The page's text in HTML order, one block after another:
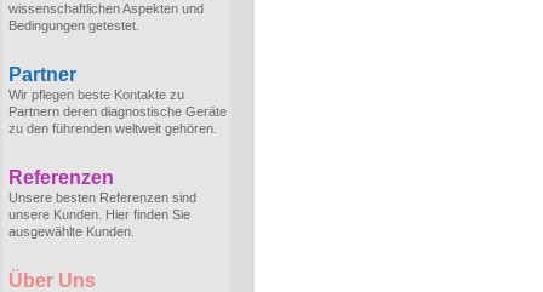
wissenschaftlichen Aspekten und
Bedingungen getestet.
Partner
Wir pflegen beste Kontakte zu
Partnern deren diagnostische Geräte
zu den führenden weltweit gehören.
Referenzen
Unsere besten Referenzen sind
unsere Kunden. Hier finden Sie
ausgewählte Kunden.
Über Uns